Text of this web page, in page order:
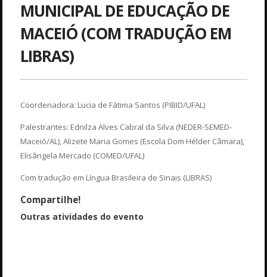
MUNICIPAL DE EDUCAÇÃO DE
MACEIÓ (COM TRADUÇÃO EM
LIBRAS)
Coordenadora: Lucia de Fátima Santos (PIBID/UFAL)
Palestrantes: Ednilza Alves Cabral da Silva (NEDER-SEMED-
Maceió/AL), Alizete Maria Gomes (Escola Dom Hélder Câmara),
Elisângela Mercado (COMED/UFAL)
Com tradução em Língua Brasileira de Sinais (LIBRAS)
Compartilhe!
Outras atividades do evento